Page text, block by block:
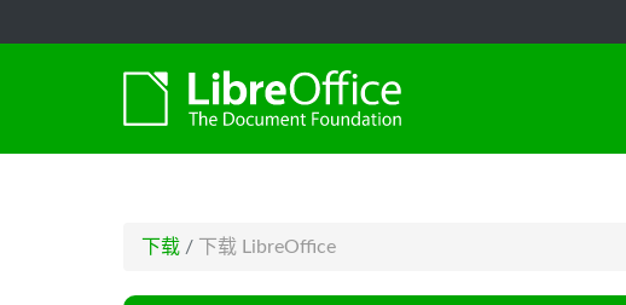
下载 / 下载 LibreOffice